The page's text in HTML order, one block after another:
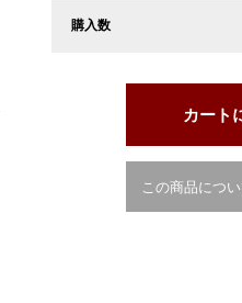
購入数
この商品につ